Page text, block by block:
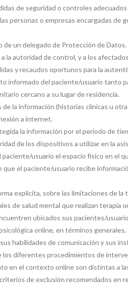
de seguridad o controles
personas o empresas encargadas de
de un delegado de Protección de Datos.
la autoridad de control, y a los
y recaudos oportunos para la
informado del paciente/usuario tanto
cercano a su lugar de residencia.
de la información (historias clínicas u
a internet.
la información por el periodo de
de los dispositivos a utilizar en la
paciente/usuario el espacio físico en el
que el paciente/usuario recibe
explícita, sobre las limitaciones de la
de salud mental que realizan terapia
ubicados sus pacientes/
online, en términos
habilidades de comunicación y sus
diferentes procedimientos de
en el contexto online son distintas a
de exclusión recomendados en